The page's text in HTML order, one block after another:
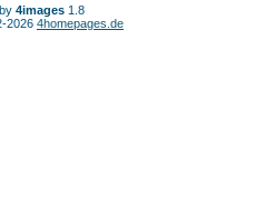
4images1.8
2026 4homepages.de